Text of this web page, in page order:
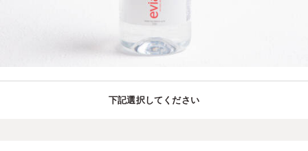
下記選択してください